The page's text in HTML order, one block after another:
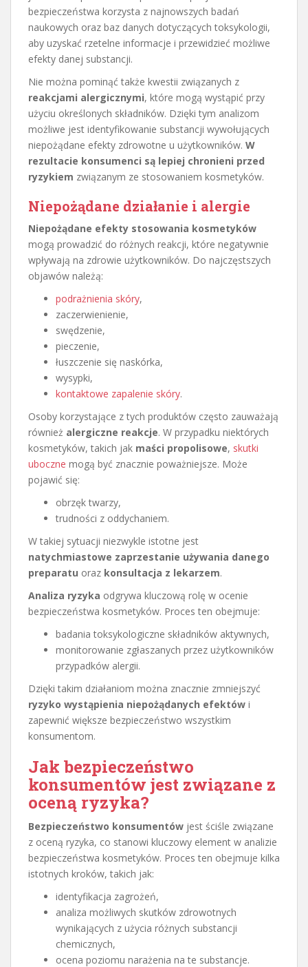
bezpieczeństwa korzysta z najnowszych badań
naukowych oraz baz danych dotyczących toksykologii,
aby uzyskać rzetelne informacje i przewidzieć możliwe
efekty danej substancji.
Nie można pominąć także kwestii związanych z
reakcjami alergicznymi, które mogą wystąpić przy
użyciu określonych składników. Dzięki tym analizom
możliwe jest identyfikowanie substancji wywołujących
niepożądane efekty zdrowotne u użytkowników. W
rezultacie konsumenci są lepiej chronieni przed
ryzykiem związanym ze stosowaniem kosmetyków.
Niepożądane działanie i alergie
Niepożądane efekty stosowania kosmetyków
mogą prowadzić do różnych reakcji, które negatywnie
wpływają na zdrowie użytkowników. Do najczęstszych
objawów należą:
podrażnienia skóry,
zaczerwienienie,
swędzenie,
pieczenie,
łuszczenie się naskórka,
wysypki,
kontaktowe zapalenie skóry.
Osoby korzystające z tych produktów często zauważają
również alergiczne reakcje. W przypadku niektórych
kosmetyków, takich jak maści propolisowe, skutki
uboczne mogą być znacznie poważniejsze. Może
pojawić się:
obrzęk twarzy,
trudności z oddychaniem.
W takiej sytuacji niezwykle istotne jest
natychmiastowe zaprzestanie używania danego
preparatu oraz konsultacja z lekarzem.
Analiza ryzyka odgrywa kluczową rolę w ocenie
bezpieczeństwa kosmetyków. Proces ten obejmuje:
badania toksykologiczne składników aktywnych,
monitorowanie zgłaszanych przez użytkowników
przypadków alergii.
Dzięki takim działaniom można znacznie zmniejszyć
ryzyko wystąpienia niepożądanych efektów i
zapewnić większe bezpieczeństwo wszystkim
konsumentom.
Jak bezpieczeństwo
konsumentów jest związane z
oceną ryzyka?
Bezpieczeństwo konsumentów jest ściśle związane
z oceną ryzyka, co stanowi kluczowy element w analizie
bezpieczeństwa kosmetyków. Proces ten obejmuje kilka
istotnych kroków, takich jak:
identyfikacja zagrożeń,
analiza możliwych skutków zdrowotnych
wynikających z użycia różnych substancji
chemicznych,
ocena poziomu narażenia na te substancje.